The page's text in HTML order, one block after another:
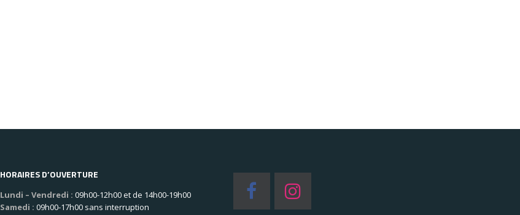
HORAIRES D’OUVERTURE
Lundi – Vendredi : 09h00-12h00 et de 14h00-19h00
Samedi : 09h00-17h00 sans interruption